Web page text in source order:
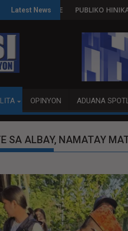
Latest News
NG RPVARA
HINIKAYAT NI SPEAKER DY NA
OPINYON ADUANA
SA ALBAY, NAMATAY